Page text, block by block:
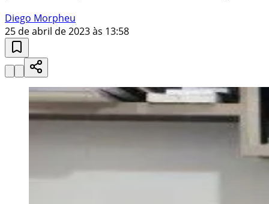
Diego Morpheu
25 de abril de 2023 às 13:58